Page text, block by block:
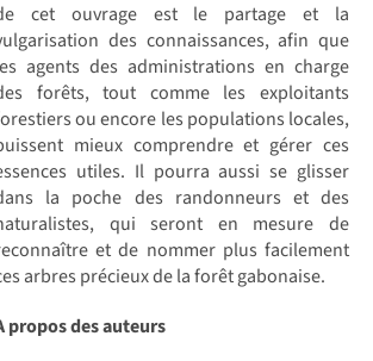
cet ouvrage est le partage et la
des connaissances, afin que
agents des administrations en charge
forêts, tout comme les exploitants
ou encore les populations locales,
mieux comprendre et gérer ces
utiles. Il pourra aussi se glisser
la poche des randonneurs et des
qui seront en mesure de
et de nommer plus facilement
arbres précieux de la forêt gabonaise.
propos des auteurs